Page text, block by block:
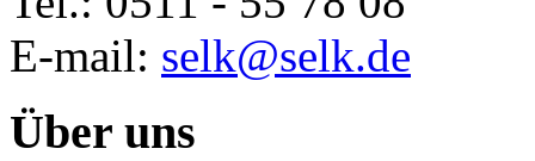
E-mail: selk@selk.de
Über uns